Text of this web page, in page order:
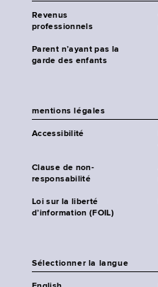
Revenus
professionnels
Parent n’ayant pas la
garde des enfants
mentions légales
Accessibilité
Clause de non-
responsabilité
Loi sur la liberté
d’information (FOIL)
Sélectionner la langue